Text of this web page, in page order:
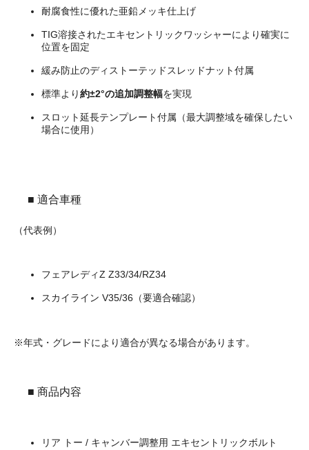
耐腐食性に優れた亜鉛メッキ仕上げ
TIG溶接されたエキセントリックワッシャーにより確実に
位置を固定
緩み防止のディストーテッドスレッドナット付属
標準より約±2°の追加調整幅を実現
スロット延長テンプレート付属（最大調整域を確保したい
場合に使用）
■ 適合車種
（代表例）
フェアレディZ Z33/34/RZ34
スカイライン V35/36（要適合確認）
※年式・グレードにより適合が異なる場合があります。
■ 商品内容
リア トー / キャンバー調整用 エキセントリックボルト